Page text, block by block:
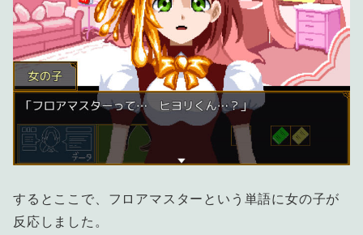
するとここで、フロアマスターという単語に女の子が
反応しました。